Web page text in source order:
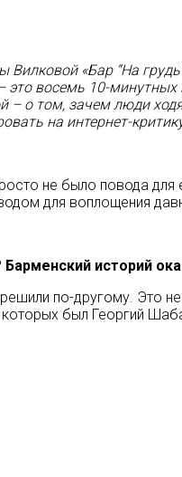
«Бар “На
это восемь 10-
о том, зачем люди
на интернет-
не было повода
для воплощения
историй
по-другому. Это
был Георгий